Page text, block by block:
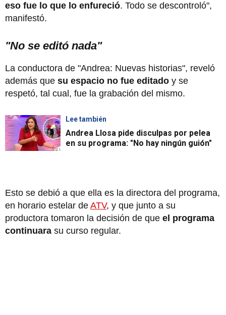
eso fue lo que lo enfureció. Todo se descontroló",
manifestó.
"No se editó nada"
La conductora de "Andrea: Nuevas historias", reveló
además que su espacio no fue editado y se
respetó, tal cual, fue la grabación del mismo.
Lee también
Andrea Llosa pide disculpas por pelea
en su programa: "No hay ningún guión"
Esto se debió a que ella es la directora del programa,
en horario estelar de ATV, y que junto a su
productora tomaron la decisión de que el programa
continuara su curso regular.